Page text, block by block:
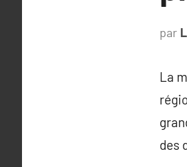
par
La
des